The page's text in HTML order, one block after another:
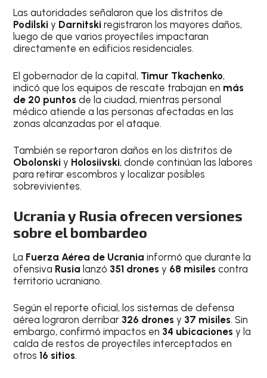
Las autoridades señalaron que los distritos de
Podilski y Darnitski registraron los mayores daños,
luego de que varios proyectiles impactaran
directamente en edificios residenciales.
El gobernador de la capital, Timur Tkachenko,
indicó que los equipos de rescate trabajan en más
de 20 puntos de la ciudad, mientras personal
médico atiende a las personas afectadas en las
zonas alcanzadas por el ataque.
También se reportaron daños en los distritos de
Obolonski y Holosiivski, donde continúan las labores
para retirar escombros y localizar posibles
sobrevivientes.
Ucrania y Rusia ofrecen versiones
sobre el bombardeo
La Fuerza Aérea de Ucrania informó que durante la
ofensiva Rusia lanzó 351 drones y 68 misiles contra
territorio ucraniano.
Según el reporte oficial, los sistemas de defensa
aérea lograron derribar 326 drones y 37 misiles. Sin
embargo, confirmó impactos en 34 ubicaciones y la
caída de restos de proyectiles interceptados en
otros16 sitios.